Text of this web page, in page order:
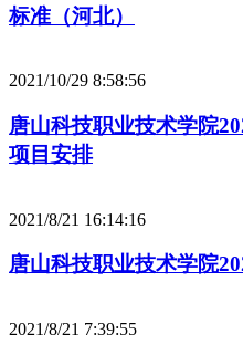
标准（河北）
2021/10/29 8:58:56
唐山科技职业技术学院
项目安排
2021/8/21 16:14:16
唐山科技职业技术学院
2021/8/21 7:39:55